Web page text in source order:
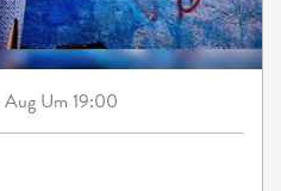
Aug Um 19:00